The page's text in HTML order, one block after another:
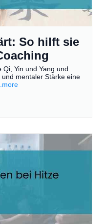
So hilft sie
Yin und Yang und
mentaler Stärke eine
...more